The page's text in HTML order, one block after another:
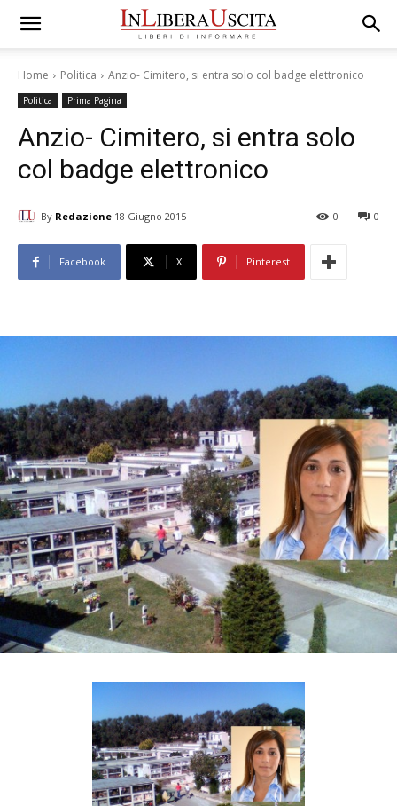
Home Politica Anzio- Cimitero, si entra solo col badge elettronico
Politica Prima Pagina
Anzio- Cimitero, si entra solo
col badge elettronico
By Redazione 18 Giugno 2015 0
0
Facebook X Pinterest